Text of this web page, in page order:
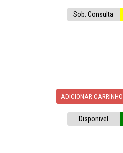
Sob. Consulta
ADICIONAR CARRINHO
Disponivel